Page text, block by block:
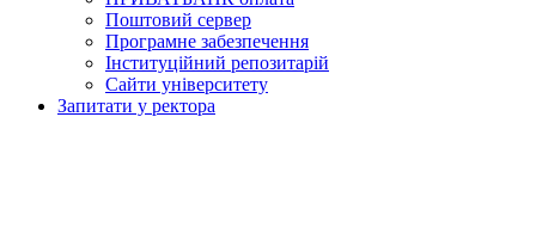
Поштовий сервер
Програмне забезпечення
Інституційний репозитарій
Сайти університету
Запитати у ректора